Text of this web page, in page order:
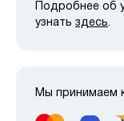
Подробнее об
узнать здесь.
Мы принимаем